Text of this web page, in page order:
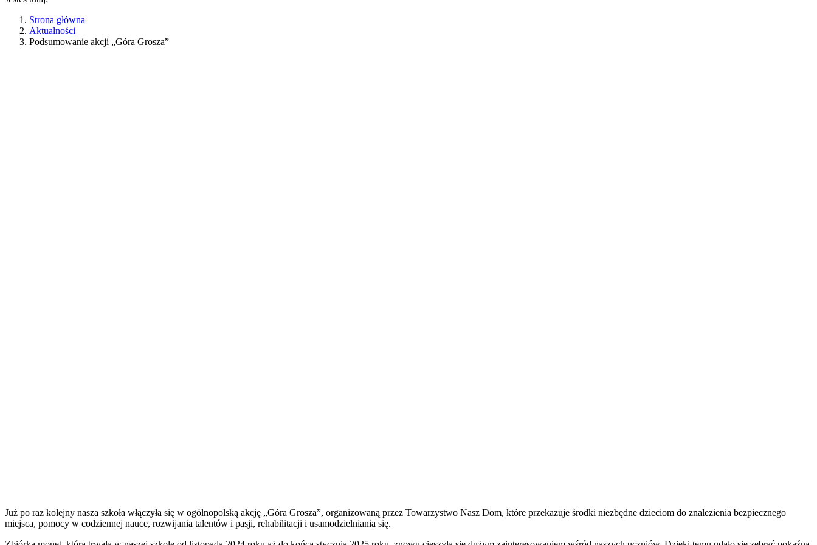
Strona główna
Aktualności
Podsumowanie akcji „Góra Grosza”
Już po raz kolejny nasza szkoła włączyła się w ogólnopolską akcję „Góra Grosza”, organizowaną przez Towarzystwo Nasz Dom, które przekazuje środki niezbędne dzieciom do znalezienia bezpiecznego
miejsca, pomocy w codziennej nauce, rozwijania talentów i pasji, rehabilitacji i usamodzielniania się.